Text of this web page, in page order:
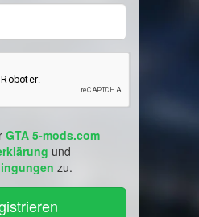
GTA 5-mods.com
und
zu.